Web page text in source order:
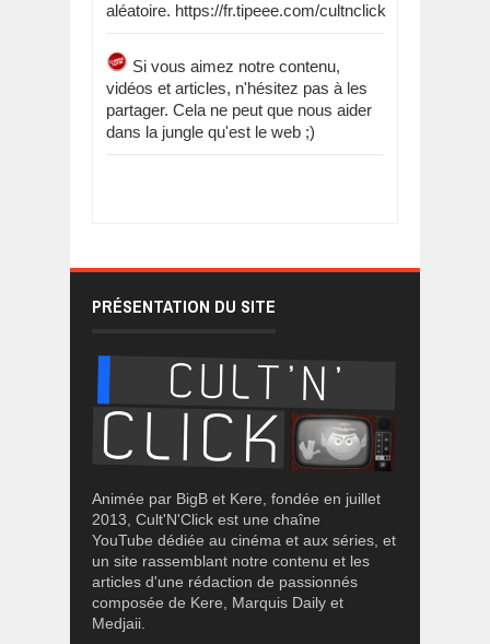
aléatoire. https://fr.tipeee.com/cultnclick
Si vous aimez notre contenu,
vidéos et articles, n'hésitez pas à les
partager. Cela ne peut que nous aider
dans la jungle qu'est le web ;)
PRÉSENTATION DU SITE
Animée par BigB et Kere, fondée en juillet
2013, Cult'N'Click est une chaîne
YouTube dédiée au cinéma et aux séries, et
un site rassemblant notre contenu et les
articles d'une rédaction de passionnés
composée de Kere, Marquis Daily et
Medjaii.